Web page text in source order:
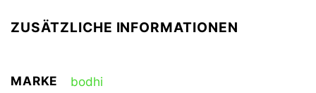
ZUSÄTZLICHE INFORMATIONEN
MARKE bodhi